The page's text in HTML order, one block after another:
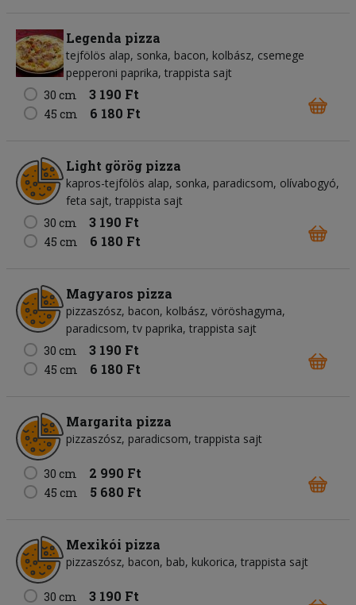
Legenda pizza
tejfölös alap, sonka, bacon, kolbász, csemege
pepperoni paprika, trappista sajt
30 cm
3 190 Ft
45 cm 6 180 Ft
Light görög pizza
kapros-tejfölös alap, sonka, paradicsom, olívabogyó,
feta sajt, trappista sajt
30 cm
3 190 Ft
45 cm 6 180 Ft
Magyaros pizza
pizzaszósz, bacon, kolbász, vöröshagyma,
paradicsom, tv paprika, trappista sajt
30 cm
3 190 Ft
45 cm 6 180 Ft
Margarita pizza
pizzaszósz, paradicsom, trappista sajt
30 cm 2 990 Ft
45 cm 5 680 Ft
Mexikói pizza
pizzaszósz, bacon, bab, kukorica, trappista sajt
30 cm 3 190 Ft